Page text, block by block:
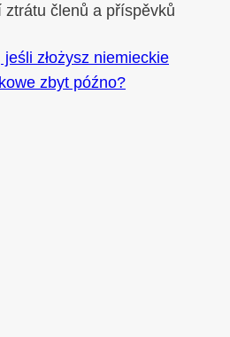
ztrátu členů a příspěvků